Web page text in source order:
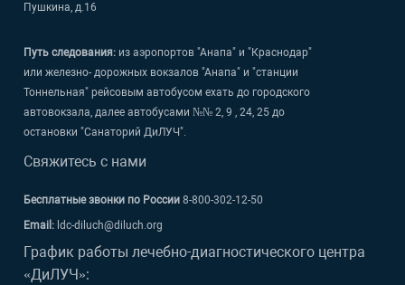
Пушкина, д.16
Путь следования: из аэропортов "Анапа" и "Краснодар"
или железно- дорожных вокзалов "Анапа" и "станции
Тоннельная" рейсовым автобусом ехать до городского
автовокзала, далее автобусами №№ 2, 9 , 24, 25 до
остановки "Санаторий ДиЛУЧ".
Свяжитесь с нами
Бесплатные звонки по России8-800-302-12-50
Email: ldc-diluch@diluch.org
График работы лечебно-диагностического центра
«ДиЛУЧ»: